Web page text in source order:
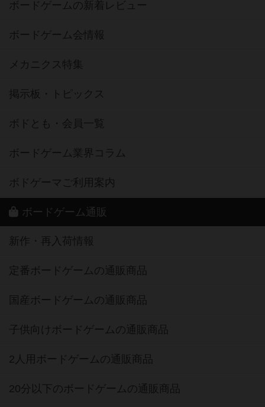
ボードゲームの新着レビュー
ボードゲーム会情報
メカニクス特集
掲示板・トピックス
ボドとも・会員一覧
ボードゲーム業界コラム
ボドゲーマご利用案内
ボードゲーム通販
新作・再入荷情報
定番ボードゲームの通販商品
国産ボードゲームの通販商品
子供向けボードゲームの通販商品
2人用ボードゲームの通販商品
20分以下のボードゲームの通販商品